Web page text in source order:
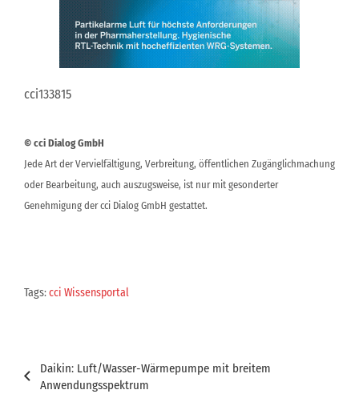
cci133815
© cci Dialog GmbH
Jede Art der Vervielfältigung, Verbreitung, öffentlichen Zugänglichmachung
oder Bearbeitung, auch auszugsweise, ist nur mit gesonderter
Genehmigung der cci Dialog GmbH gestattet.
Tags:cci Wissensportal
Beitragsnavigation
Daikin: Luft/Wasser-Wärmepumpe mit breitem
Anwendungsspektrum